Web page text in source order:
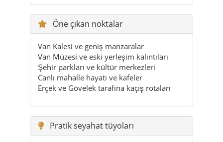
Öne çıkan noktalar
Van Kalesi ve geniş manzaralar
Van Müzesi ve eski yerleşim kalıntıları
Şehir parkları ve kültür merkezleri
Canlı mahalle hayatı ve kafeler
Erçek ve Gövelek tarafına kaçış rotaları
Pratik seyahat tüyoları